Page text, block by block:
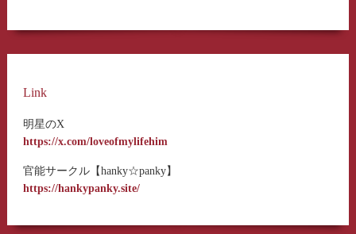
Link
明星のX
https://x.com/loveofmylifehim
官能サークル【hanky☆panky】
https://hankypanky.site/